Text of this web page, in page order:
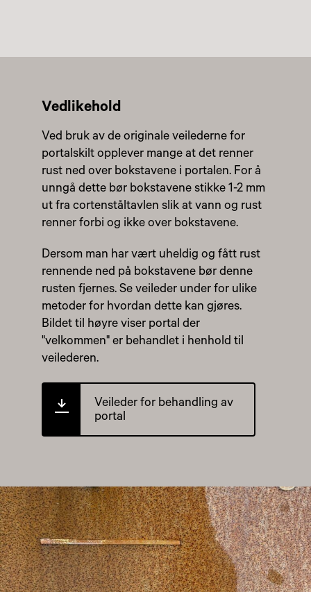
Vedlikehold
Ved bruk av de originale veilederne for
portalskilt opplever mange at det renner
rust ned over bokstavene i portalen. For å
unngå dette bør bokstavene stikke 1-2 mm
ut fra cortenståltavlen slik at vann og rust
renner forbi og ikke over bokstavene.
Dersom man har vært uheldig og fått rust
rennende ned på bokstavene bør denne
rusten fjernes. Se veileder under for ulike
metoder for hvordan dette kan gjøres.
Bildet til høyre viser portal der
"velkommen" er behandlet i henhold til
veilederen.
Veileder for behandling av
portal